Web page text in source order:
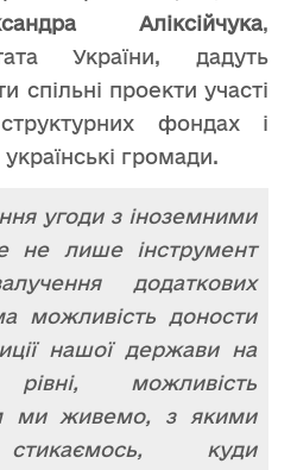
Аліксійчука,
України, дадуть
спільні проекти участі
фондах і
громади.
угоди з іноземними
не лише інструмент
додаткових
можливість доности
нашої держави на
можливість
ми живемо, з якими
куди